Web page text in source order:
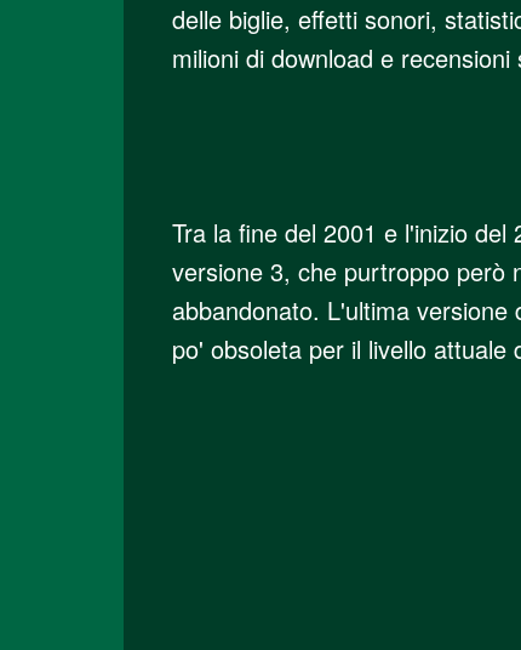
delle biglie, effetti sonori,
milioni di download e
Tra la fine del 2001 e l'inizio
versione 3, che purtroppo però
abbandonato. L'ultima
po' obsoleta per il livello attuale